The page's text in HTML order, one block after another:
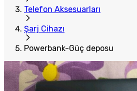
Telefon Aksesuarları
Şarj Cihazı
Powerbank-Güç deposu